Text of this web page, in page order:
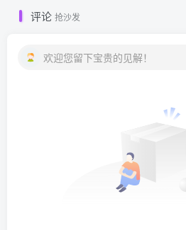
评论 抢沙发
欢迎您留下宝贵的见解！